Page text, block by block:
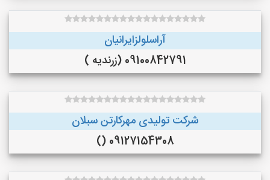
آراسلولزایرانیان
09100842791 (زرندیه )
شرکت تولیدی مهرکارتن سبلان
09127154308 ()